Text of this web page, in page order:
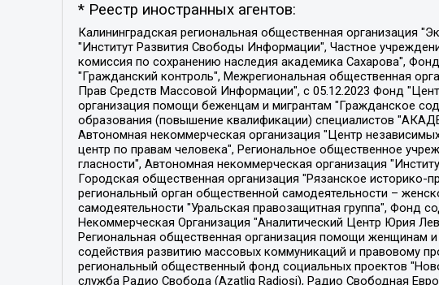
* Реестр иностранных агентов:
Калининградская региональная общественная организация "Экозащита!-Женсовет", Фонд содействия защите прав и свобод граждан "Общественный вердикт", Фонд "Институт Развития Свободы Информации", Частное учреждение "Информационное агентство МЕМО. РУ", Региональная общественная организация "Общественная комиссия по сохранению наследия академика Сахарова", Фонд поддержки свободы прессы, Санкт-Петербургская общественная правозащитная организация "Гражданский контроль", Межрегиональная общественная организация "Информационно-просветительский центр "Мемориал", Региональный Фонд "Центр Защиты Прав Средств Массовой Информации", с 05.12.2023 Фонд "Центр Защиты Прав Средств массовой информации", Региональная общественная благотворительная организация помощи беженцам и мигрантам "Гражданское содействие", Негосударственное образовательное учреждение дополнительного профессионального образования (повышение квалификации) специалистов "АКАДЕМИЯ ПО ПРАВАМ ЧЕЛОВЕКА", Свердловская региональная общественная организация "Сутяжник", Автономная некоммерческая организация "Центр независимых социологических исследований", Союз общественных объединений "Российский исследовательский центр по правам человека", Региональное общественное учреждение научно-информационный центр "МЕМОРИАЛ", Некоммерческая организация "Фонд защиты гласности", Автономная некоммерческая организация "Институт прав человека", Городская общественная организация "Екатеринбургское общество "МЕМОРИАЛ", Городская общественная организация "Рязанское историко-просветительское и правозащитное общество "Мемориал" (Рязанский Мемориал), Челябинский региональный орган общественной самодеятельности – женское общественное объединение "Женщины Евразии", Челябинский региональный орган общественной самодеятельности "Уральская правозащитная группа", Фонд содействия защите здоровья и социальной справедливости имени Андрея Рылькова, Автономная Некоммерческая Организация "Аналитический Центр Юрия Левады", Автономная некоммерческая организация социальной поддержки населения "Проект Апрель", Региональная общественная организация помощи женщинам и детям, находящимся в кризисной ситуации "Информационно-методический центр "Анна", Фонд содействия развитию массовых коммуникаций и правовому просвещению "Так-так-Так", Фонд содействия устойчивому развитию "Серебряная тайга", Свердловский региональный общественный фонд социальных проектов "Новое время", "Idel.Реалии", Кавказ.Реалии, Крым.Реалии, Телеканал Настоящее Время, Татаро-башкирская служба Радио Свобода (Azatliq Radiosi), Радио Свободная Европа/Радио Свобода (PCE/PC), "Сибирь.Реалии", "Фактограф", Благотворительный фонд помощи осужденным и их семьям, Автономная некоммерческая организация "Институт глобализации и социальных движений", Фонд "В защиту прав заключенных", Частное учреждение "Центр поддержки и содействия развитию средств массовой информации", Пензенский региональный общественный благотворительный фонд "Гражданский союз", "Север.Реалии", Некоммерческая организация Фонд "Правовая инициатива", Общество с ограниченной ответственностью "Радио Свободная Европа/Радио Свобода", Чешское информационное агентство "MEDIUM-ORIENT", Красноярская региональная общественная организация "Мы против СПИДа", Камалягин Денис Николаевич, Маркелов Сергей Евгеньевич, Пономарев Лев Александрович, Савицкая Людмила Алексеевна, Автономная некоммерческая организация "Центр по работе с проблемой насилия "НАСИЛИЮ.НЕТ", Межрегиональный профессиональный союз работников здравоохранения "Альянс врачей", Юридическое лицо, зарегистрированное в Латвийской Республике, SIA "Medusa Project" (регистрационный номер 40103797863, дата регистрации 10.06.2014), Некоммерческая